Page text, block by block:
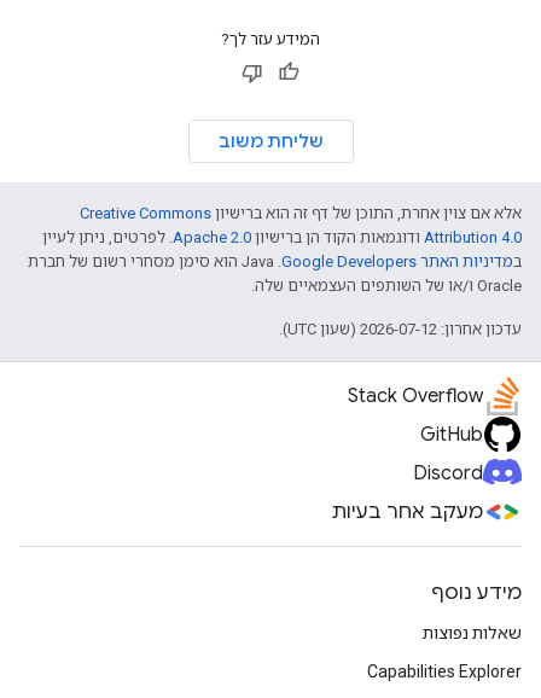
המידע עזר לך?
שליחת משוב
אלא אם צוין אחרת, התוכן של דף זה הוא ברישיון Creative Commons
Attribution 4.0 ודוגמאות הקוד הן ברישיון Apache 2.0. לפרטים, ניתן לעיין
במדיניות האתר Google Developers‏
.‏ Java הוא סימן מסחרי רשום של חברת
Oracle ו/או של השותפים העצמאיים שלה.
עדכון אחרון: 2026-07-12 (שעון UTC).
Stack Overflow
GitHub
Discord
מעקב אחר בעיות
מידע נוסף
שאלות נפוצות
Capabilities Explorer